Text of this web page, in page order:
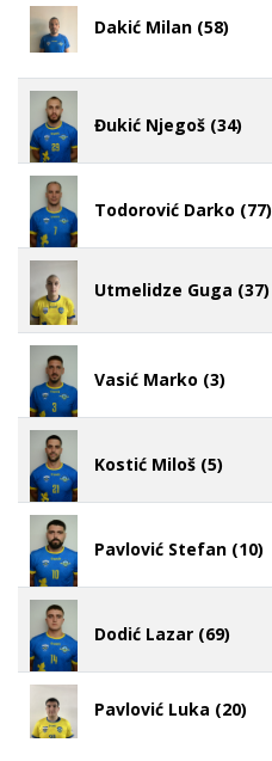
Dakić Milan (58)
Đukić Njegoš (34)
Todorović Darko (77)
Utmelidze Guga (37)
Vasić Marko (3)
Kostić Miloš (5)
Pavlović Stefan (10)
Dodić Lazar (69)
Pavlović Luka (20)